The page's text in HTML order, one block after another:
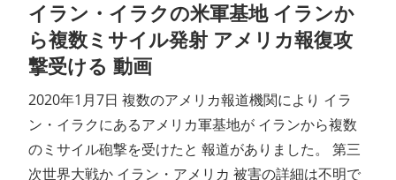
イラン・イラクの米軍基地 イランか
ら複数ミサイル発射 アメリカ報復攻
撃受ける 動画
2020年1月7日 複数のアメリカ報道機関により イラ
ン・イラクにあるアメリカ軍基地が イランから複数
のミサイル砲撃を受けたと 報道がありました。 第三
次世界大戦か イラン・アメリカ 被害の詳細は不明で